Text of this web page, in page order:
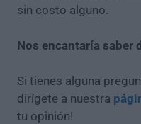
sin costo alguno.
Nos encantaría saber
Si tienes alguna
dirígete a nuestra
tu opinión!